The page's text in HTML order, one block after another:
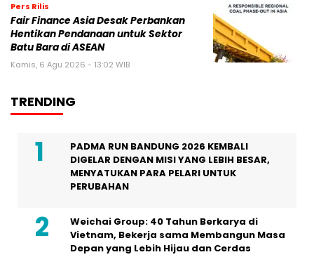
Pers Rilis
Fair Finance Asia Desak Perbankan
Hentikan Pendanaan untuk Sektor
Batu Bara di ASEAN
Kamis, 6 Agu 2026 - 13:02 WIB
TRENDING
PADMA RUN BANDUNG 2026 KEMBALI
DIGELAR DENGAN MISI YANG LEBIH BESAR,
MENYATUKAN PARA PELARI UNTUK
PERUBAHAN
Weichai Group: 40 Tahun Berkarya di
Vietnam, Bekerja sama Membangun Masa
Depan yang Lebih Hijau dan Cerdas